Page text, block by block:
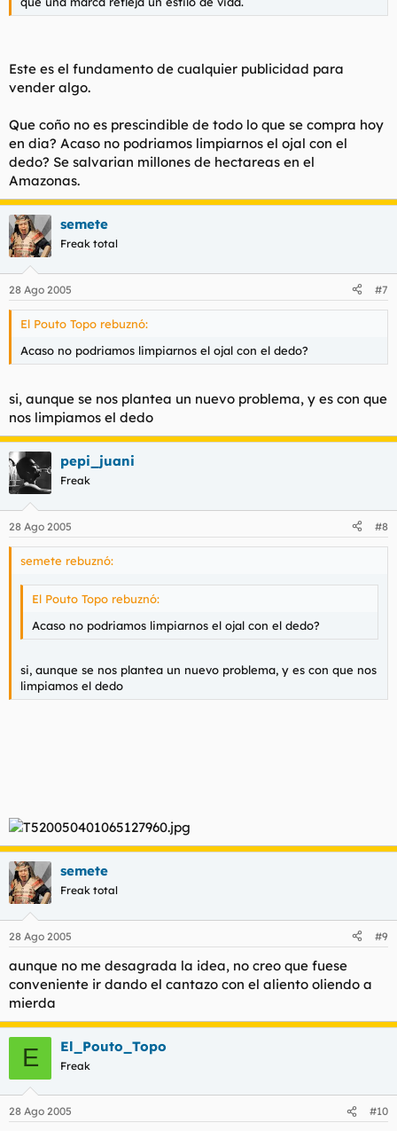
Este es el fundamento de cualquier publicidad para
vender algo.
Que coño no es prescindible de todo lo que se compra hoy
en dia? Acaso no podriamos limpiarnos el ojal con el
dedo? Se salvarian millones de hectareas en el
Amazonas.
semete
Freak total
28 Ago 2005 #7
El Pouto Topo rebuznó:
Acaso no podriamos limpiarnos el ojal con el dedo?
si, aunque se nos plantea un nuevo problema, y es con que
nos limpiamos el dedo
pepi_juani
Freak
28 Ago 2005 #8
semete rebuznó:
El Pouto Topo rebuznó:
Acaso no podriamos limpiarnos el ojal con el dedo?
si, aunque se nos plantea un nuevo problema, y es con que nos
limpiamos el dedo
semete
Freak total
28 Ago 2005 #9
aunque no me desagrada la idea, no creo que fuese
conveniente ir dando el cantazo con el aliento oliendo a
mierda
E El_Pouto_Topo
Freak
28 Ago 2005 #10